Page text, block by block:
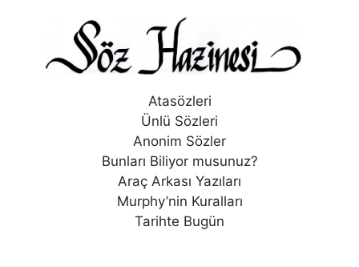
Atasözleri
Ünlü Sözleri
Anonim Sözler
Bunları Biliyor musunuz?
Araç Arkası Yazıları
Murphy’nin Kuralları
Tarihte Bugün